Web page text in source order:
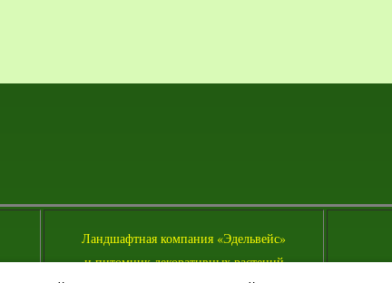
Ландшафтная компания «Эдельвейс»
и питомник декоративных растений